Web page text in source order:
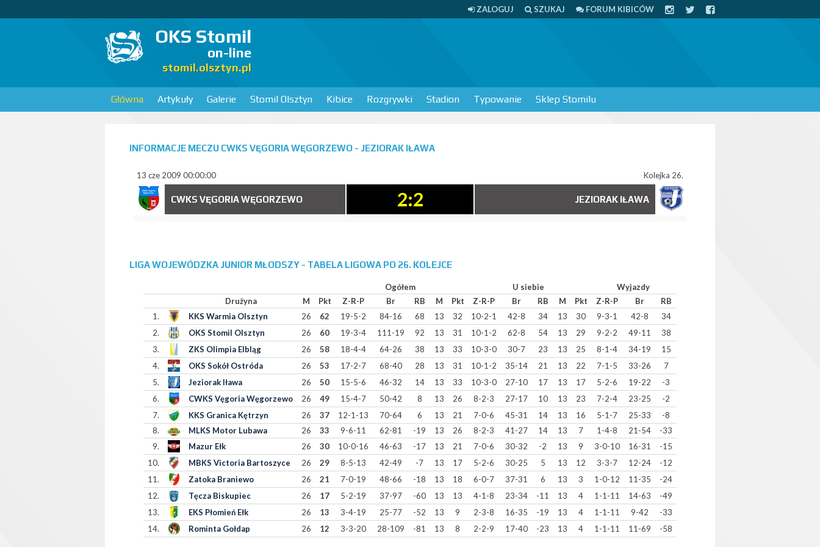
ZALOGUJ SZUKAJ FORUM KIBICÓW
OKS Stomil
on-line
stomil.olsztyn.pl
Główna Artykuły Galerie Stomil Olsztyn Kibice Rozgrywki Stadion Typowanie Sklep Stomilu
INFORMACJE MECZU CWKS VĘGORIA WĘGORZEWO - JEZIORAK IŁAWA
13 cze 2009 00:00:00 Kolejka 26.
CWKS VĘGORIA WĘGORZEWO 2:2 JEZIORAK IŁAWA
LIGA WOJEWÓDZKA JUNIOR MŁODSZY - TABELA LIGOWA PO 26. KOLEJCE
Ogółem U siebie
Wyjazdy
Drużyna
M Pkt Z-R-P Br RB M Pkt Z-R-P Br RB M Pkt Z-R-P Br
RB
1.
KKS Warmia Olsztyn 26 62 19-5-2 84-16 68 13 32 10-2-1 42-8 34 13 30 9-3-1 42-8
34
2.
OKS Stomil Olsztyn 26 60 19-3-4 111-19 92 13 31 10-1-2 62-8 54 13 29 9-2-2 49-11
38
3.
ZKS Olimpia Elbląg 26 58 18-4-4 64-26 38 13 33 10-3-0 30-7 23 13 25 8-1-4 34-19
15
4.
OKS Sokół Ostróda 26 53 17-2-7 68-40 28 13 31 10-1-2 35-14 21 13 22 7-1-5 33-26
7
5.
Jeziorak Iława 26 50 15-5-6 46-32 14 13 33 10-3-0 27-10 17 13 17 5-2-6 19-22
-3
6.
CWKS Vęgoria Węgorzewo 26 49 15-4-7 50-42 8 13 26 8-2-3 27-17 10 13 23 7-2-4 23-25
-2
7.
KKS Granica Kętrzyn 26 37 12-1-13 70-64 6 13 21 7-0-6 45-31 14 13 16 5-1-7 25-33
-8
8.
MLKS Motor Lubawa 26 33 9-6-11 62-81 -19 13 26 8-2-3 41-27 14 13 7 1-4-8 21-54
-33
9.
Mazur Ełk 26 30 10-0-16 46-63 -17 13 21 7-0-6 30-32 -2 13 9 3-0-10 16-31
-15
10.
MBKS Victoria Bartoszyce 26 29 8-5-13 42-49 -7 13 17 5-2-6 30-25 5 13 12 3-3-7 12-24
-12
11.
Zatoka Braniewo 26 21 7-0-19 48-66 -18 13 18 6-0-7 37-31 6 13 3 1-0-12 11-35
-24
12.
Tęcza Biskupiec 26 17 5-2-19 37-97 -60 13 13 4-1-8 23-34 -11 13 4 1-1-11 14-63
-49
13.
EKS Płomień Ełk 26 13 3-4-19 25-77 -52 13 9 2-3-8 16-35 -19 13 4 1-1-11 9-42
-33
14.
Rominta Gołdap 26 12 3-3-20 28-109 -81 13 8 2-2-9 17-40 -23 13 4 1-1-11 11-69 -58